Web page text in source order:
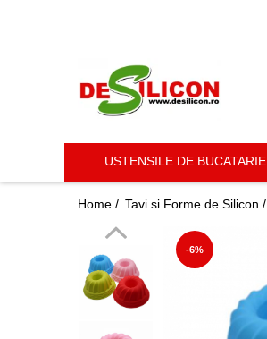
USTENSILE DE BUCATARIE
Home / Tavi si Forme de Silicon /
-6%